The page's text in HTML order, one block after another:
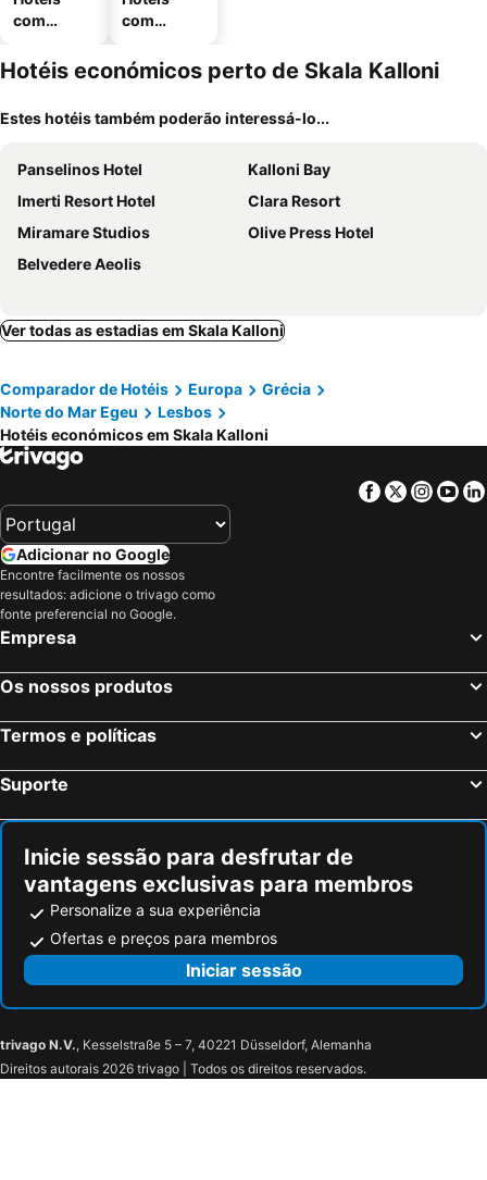
com
com
mento
Hotéis económicos perto de Skala Kalloni
Estes hotéis também poderão interessá-lo...
Panselinos Hotel
Kalloni Bay
Imerti Resort Hotel
Clara Resort
Miramare Studios
Olive Press Hotel
Belvedere Aeolis
Ver todas as estadias em Skala Kalloni
Comparador de Hotéis Europa
Grécia
Norte do Mar Egeu
Lesbos
Hotéis económicos em Skala Kalloni
Facebook
Twitter
Adicionar no Google
Encontre facilmente os nossos
resultados: adicione o trivago como
fonte preferencial no Google.
Empresa
Os nossos produtos
Termos e políticas
Suporte
Inicie sessão para desfrutar de
vantagens exclusivas para membros
Personalize a sua experiência
Ofertas e preços para membros
Iniciar sessão
trivago N.V., Kesselstraße 5 – 7, 40221 Düsseldorf, Alemanha
Direitos autorais 2026 trivago | Todos os direitos reservados.